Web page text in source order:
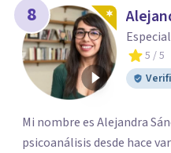
8
5 / 5
Mi nombre es Alejandra
psicoanálisis desde hace